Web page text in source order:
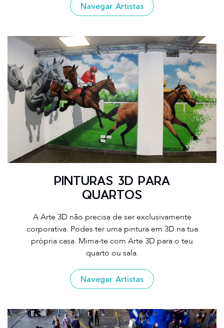
Navegar Artistas
PINTURAS 3D PARA
QUARTOS
A Arte 3D não precisa de ser exclusivamente
corporativa. Podes ter uma pintura em 3D na tua
própria casa. Mima-te com Arte 3D para o teu
quarto ou sala.
Navegar Artistas